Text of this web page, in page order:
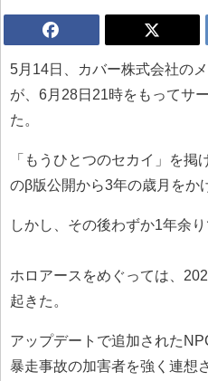
5月14日、カバー株式会社の
が、6月28日21時をもってサ
た。
「もうひとつのセカイ」を
のβ版公開から3年の歳月をか
しかし、その後わずか1年余
ホロアースをめぐっては、
起きた。
アップデートで追加された
暴走事故の加害者を強く連想